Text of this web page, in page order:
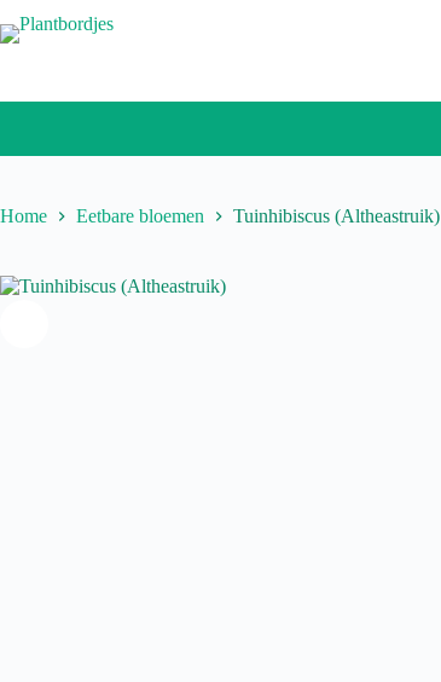
naar
Home Eetbare bloemen Tuinhibiscus (Altheastruik)